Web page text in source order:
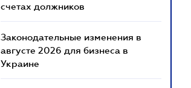
счетах должников
Законодательные изменения в
августе 2026 для бизнеса в
Украине